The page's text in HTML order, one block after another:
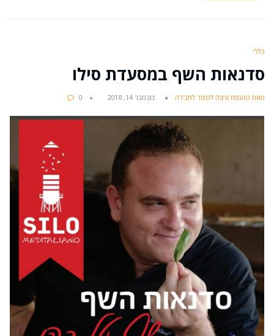
כללי
סדנאות השף במסעדת סילו
מאת טועמת ורצה לספר לחב'רה נובמבר 14, 2018 0